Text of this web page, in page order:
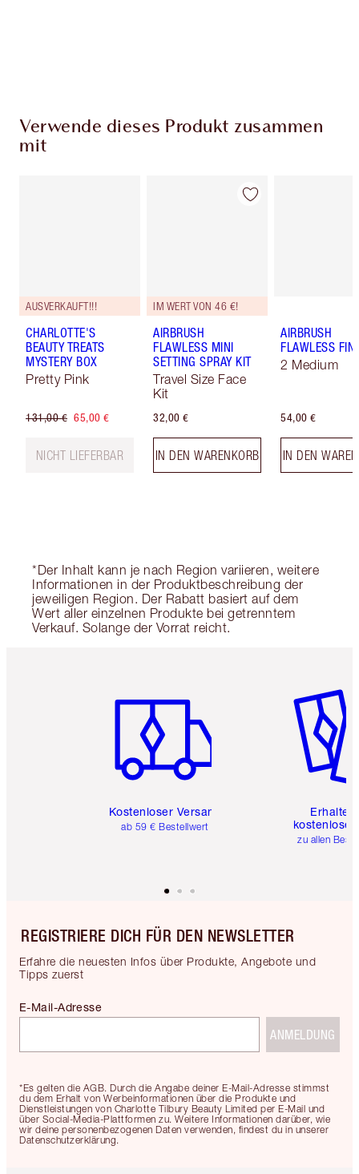
Verwende dieses Produkt zusammen
mit
AUSVERKAUFT!!!
CHARLOTTE'S
BEAUTY TREATS
MYSTERY BOX
Pretty Pink
131,00 € 65,00 €
NICHT LIEFERBAR
IM WERT VON 46 €!
AIRBRUSH
FLAWLESS MINI
SETTING SPRAY KIT
Travel Size Face
Kit
32,00 €
IN DEN WARENKORB
AIRBRUSH
FLAWLESS
2 Medium
54,00 €
IN DEN
*Der Inhalt kann je nach Region variieren, weitere
Informationen in der Produktbeschreibung der
jeweiligen Region. Der Rabatt basiert auf dem
Wert aller einzelnen Produkte bei getrenntem
Verkauf. Solange der Vorrat reicht.
Kostenloser Versand
ab 59 € Bestellwert
Erhalte
kostenlose
zu allen
REGISTRIERE DICH FÜR DEN NEWSLETTER
Erfahre die neuesten Infos über Produkte, Angebote und
Tipps zuerst
*Es gelten die AGB. Durch die Angabe deiner E-Mail-Adresse stimmst
du dem Erhalt von Werbeinformationen über die Produkte und
Dienstleistungen von Charlotte Tilbury Beauty Limited per E-Mail und
über Social-Media-Plattformen zu. Weitere Informationen darüber, wie
wir deine personenbezogenen Daten verwenden, findest du in unserer
Datenschutzerklärung.
E-Mail-Adresse
ANMELDUNG